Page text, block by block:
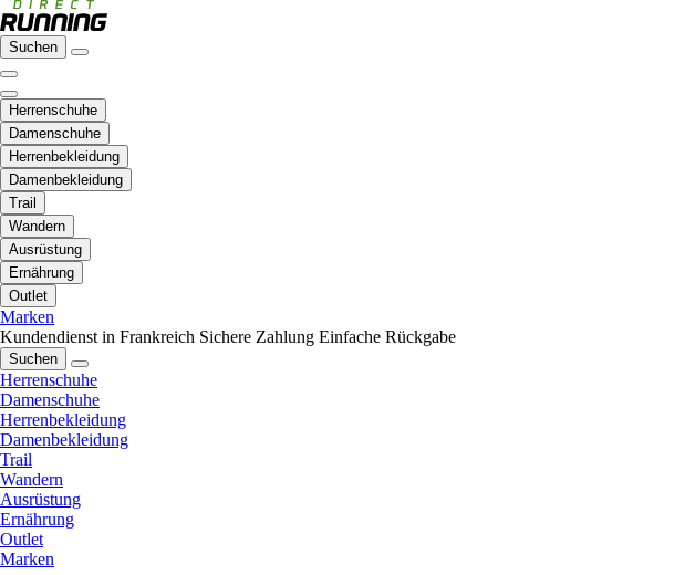
Suchen
Herrenschuhe
Damenschuhe
Herrenbekleidung
Damenbekleidung
Trail
Wandern
Ausrüstung
Ernährung
Outlet
Marken
Kundendienst in Frankreich Sichere Zahlung Einfache Rückgabe
Suchen
Herrenschuhe
Damenschuhe
Herrenbekleidung
Damenbekleidung
Trail
Wandern
Ausrüstung
Ernährung
Outlet
Marken